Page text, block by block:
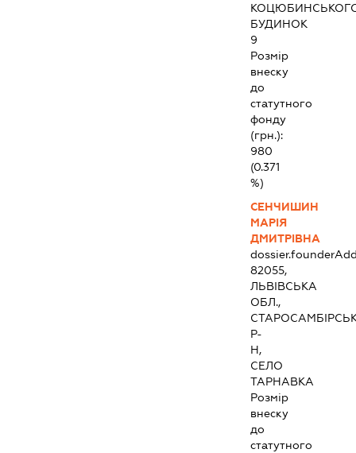
БУДИНОК
9
Розмір
внеску
до
статутного
фонду
(грн.):
980
(0.371
%)
СЕНЧИШИН
МАРІЯ
ДМИТРІВНА
82055,
ЛЬВІВСЬКА
ОБЛ.,
Р-
Н,
СЕЛО
ТАРНАВКА
Розмір
внеску
до
статутного